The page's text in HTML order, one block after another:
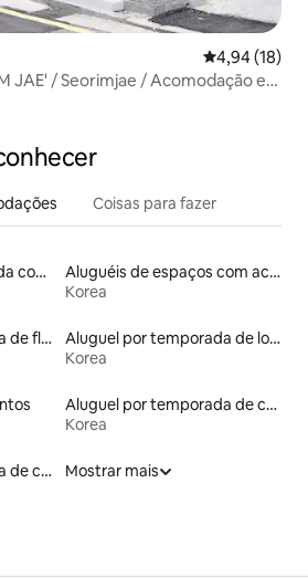
4,94 de uma
4,94 (18)
JAE' / Seorimjae / Acomodação em
Coisas para fazer
Aluguéis por temporada com caiaque
Aluguéis de espaços com acesso direto a pistas de esqui
Korea
Aluguel por temporada de flats
Aluguel por temporada de lofts
Korea
Aluguel por temporada de contêineres
Korea
Aluguel por temporada de casas de hóspedes
Mostrar mais